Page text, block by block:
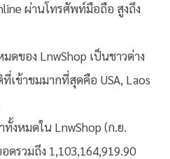
ผ่านโทรศัพท์มือถือ สูงถึง
ดของ LnwShop เป็นชาวต่าง
เข้าชมมากที่สุดคือ USA, Laos
งหมดใน LnwShop (ก.ย.
ดรวมถึง 1,103,164,919.90